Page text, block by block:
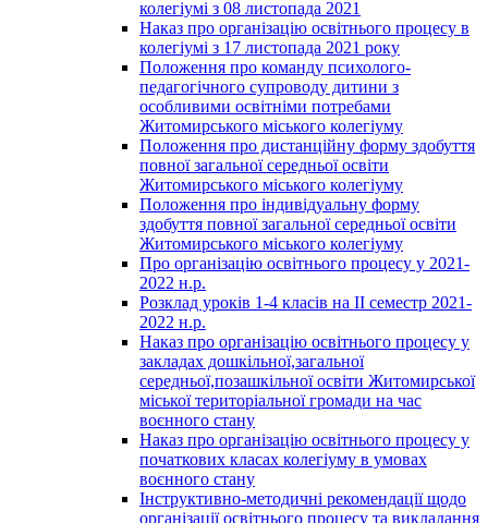
колегіумі з 08 листопада 2021
Наказ про організацію освітнього процесу в
колегіумі з 17 листопада 2021 року
Положення про команду психолого-
педагогічного супроводу дитини з
особливими освітніми потребами
Житомирського міського колегіуму
Положення про дистанційну форму здобуття
повної загальної середньої освіти
Житомирського міського колегіуму
Положення про індивідуальну форму
здобуття повної загальної середньої освіти
Житомирського міського колегіуму
Про організацію освітнього процесу у 2021-
2022 н.р.
Розклад уроків 1-4 класів на ІІ семестр 2021-
2022 н.р.
Наказ про організацію освітнього процесу у
закладах дошкільної,загальної
середньої,позашкільної освіти Житомирської
міської територіальної громади на час
воєнного стану
Наказ про організацію освітнього процесу у
початкових класах колегіуму в умовах
воєнного стану
Інструктивно-методичні рекомендації щодо
організації освітнього процесу та викладання